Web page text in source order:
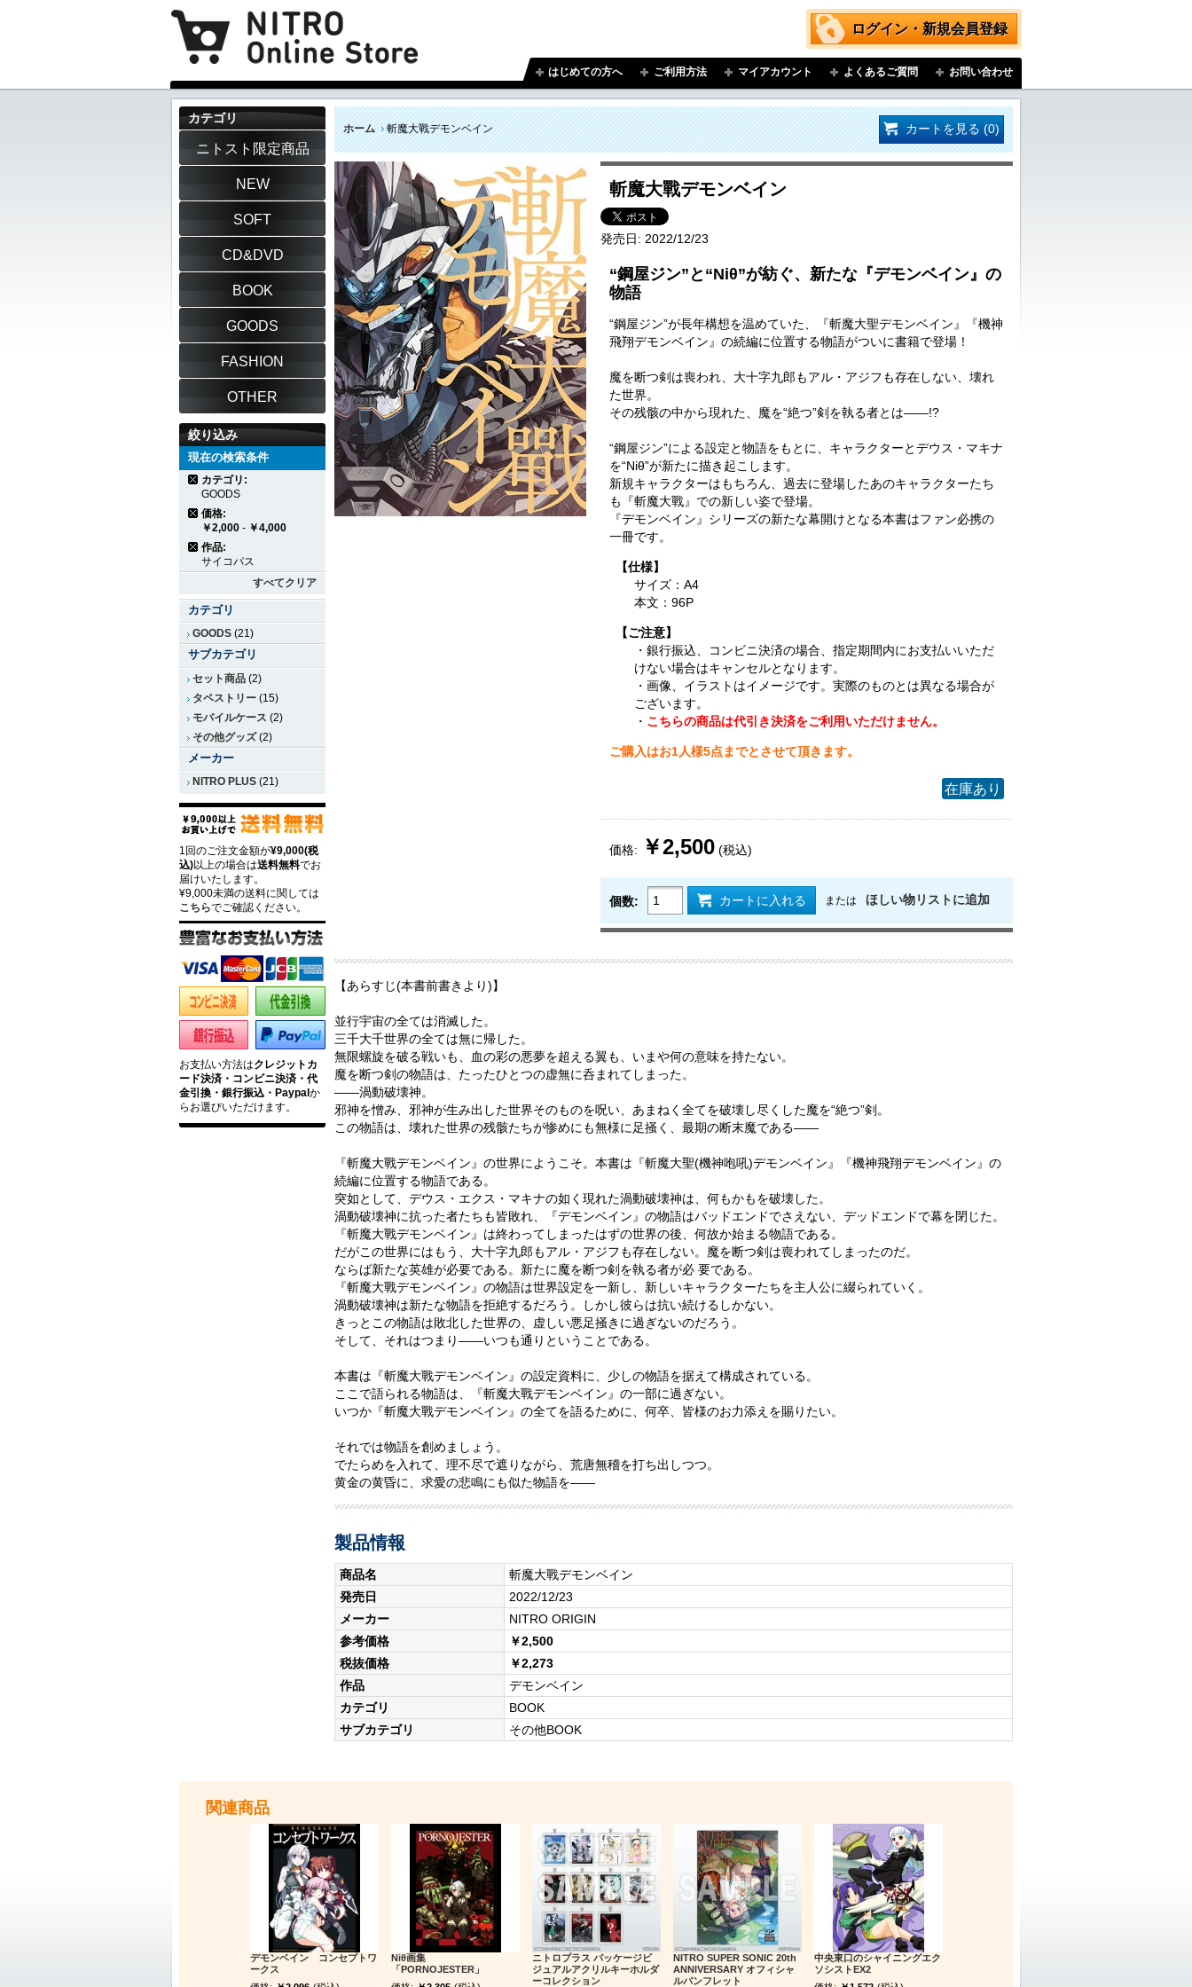
ログイン・新規会員登録
はじめての方へ ご利用方法 マイアカウント よくあるご質問 お問い合わせ
ホーム 斬魔大戰デモンベイン カートを見る (0)
斬魔大戰デモンベイン
発売日: 2022/12/23
“鋼屋ジン”と“Niθ”が紡ぐ、新たな『デモンベイン』の
物語
“鋼屋ジン”が長年構想を温めていた、『斬魔大聖デモンベイン』『機神
飛翔デモンベイン』の続編に位置する物語がついに書籍で登場！
魔を断つ剣は喪われ、大十字九郎もアル・アジフも存在しない、壊れ
た世界。
その残骸の中から現れた、魔を“絶つ”剣を執る者とは――!?
“鋼屋ジン”による設定と物語をもとに、キャラクターとデウス・マキナ
を“Niθ”が新たに描き起こします。
新規キャラクターはもちろん、過去に登場したあのキャラクターたち
も『斬魔大戰』での新しい姿で登場。
『デモンベイン』シリーズの新たな幕開けとなる本書はファン必携の
一冊です。
【仕様】
サイズ：A4
本文：96P
【ご注意】
・銀行振込、コンビニ決済の場合、指定期間内にお支払いいただ
けない場合はキャンセルとなります。
・画像、イラストはイメージです。実際のものとは異なる場合が
ございます。
・ こちらの商品は代引き決済をご利用いただけません。
ご購入はお1人様5点までとさせて頂きます。
在庫あり
価格: ￥2,500 (税込)
個数: カートに入れる または ほしい物リストに追加
【あらすじ(本書前書きより)】
並行宇宙の全ては消滅した。
三千大千世界の全ては無に帰した。
無限螺旋を破る戦いも、血の彩の悪夢を超える翼も、いまや何の意味を持たない。
魔を断つ剣の物語は、たったひとつの虚無に呑まれてしまった。
――渦動破壊神。
邪神を憎み、邪神が生み出した世界そのものを呪い、あまねく全てを破壊し尽くした魔を“絶つ”剣。
この物語は、壊れた世界の残骸たちが惨めにも無様に足掻く、最期の断末魔である――
『斬魔大戰デモンベイン』の世界にようこそ。本書は『斬魔大聖(機神咆吼)デモンベイン』『機神飛翔デモンベイン』の
続編に位置する物語である。
突如として、デウス・エクス・マキナの如く現れた渦動破壊神は、何もかもを破壊した。
渦動破壊神に抗った者たちも皆敗れ、『デモンベイン』の物語はバッドエンドでさえない、デッドエンドで幕を閉じた。
『斬魔大戰デモンベイン』は終わってしまったはずの世界の後、何故か始まる物語である。
だがこの世界にはもう、大十字九郎もアル・アジフも存在しない。魔を断つ剣は喪われてしまったのだ。
ならば新たな英雄が必要である。新たに魔を断つ剣を執る者が必 要である。
『斬魔大戰デモンベイン』の物語は世界設定を一新し、新しいキャラクターたちを主人公に綴られていく。
渦動破壊神は新たな物語を拒絶するだろう。しかし彼らは抗い続けるしかない。
きっとこの物語は敗北した世界の、虚しい悪足掻きに過ぎないのだろう。
そして、それはつまり――いつも通りということである。
本書は『斬魔大戰デモンベイン』の設定資料に、少しの物語を据えて構成されている。
ここで語られる物語は、『斬魔大戰デモンベイン』の一部に過ぎない。
いつか『斬魔大戰デモンベイン』の全てを語るために、何卒、皆様のお力添えを賜りたい。
それでは物語を創めましょう。
でたらめを入れて、理不尽で遮りながら、荒唐無稽を打ち出しつつ。
黄金の黄昏に、求愛の悲鳴にも似た物語を――
製品情報
商品名
斬魔大戰デモンベイン
発売日
2022/12/23
メーカー
NITRO ORIGIN
参考価格
￥2,500
税抜価格
￥2,273
作品
デモンベイン
カテゴリ
BOOK
サブカテゴリ
その他BOOK
カテゴリ
ニトスト限定商品
NEW
SOFT
CD&DVD
BOOK
GOODS
FASHION
OTHER
絞り込み
現在の検索条件
カテゴリ:
GOODS
価格:
￥2,000 - ￥4,000
作品:
サイコパス
すべてクリア
カテゴリ
GOODS (21)
サブカテゴリ
セット商品 (2)
タペストリー (15)
モバイルケース (2)
その他グッズ(2)
メーカー
NITRO PLUS (21)
1回のご注文金額が¥9,000(税
込)以上の場合は送料無料でお
届けいたします。
¥9,000未満の送料に関しては
こちらでご確認ください。
お支払い方法はクレジットカ
ード決済・コンビニ決済・代
金引換・銀行振込・Paypal か
らお選びいただけます。
関連商品
デモンベイン コンセプトワ
ークス
Niθ画集
「PORNOJESTER」
ニトロプラス パッケージビ
ジュアルアクリルキーホルダ
ーコレクション
NITRO SUPER SONIC 20th
ANNIVERSARY オフィシャ
ルパンフレット
中央東口のシャイニングエク
ソシストEX2